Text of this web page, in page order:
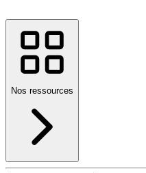
Nos ressources